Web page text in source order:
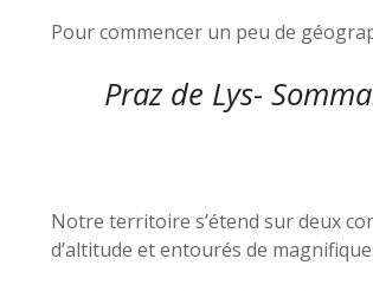
Pour commencer un peu de
Praz de Lys-
Notre territoire s’étend sur deux
d’altitude et entourés de